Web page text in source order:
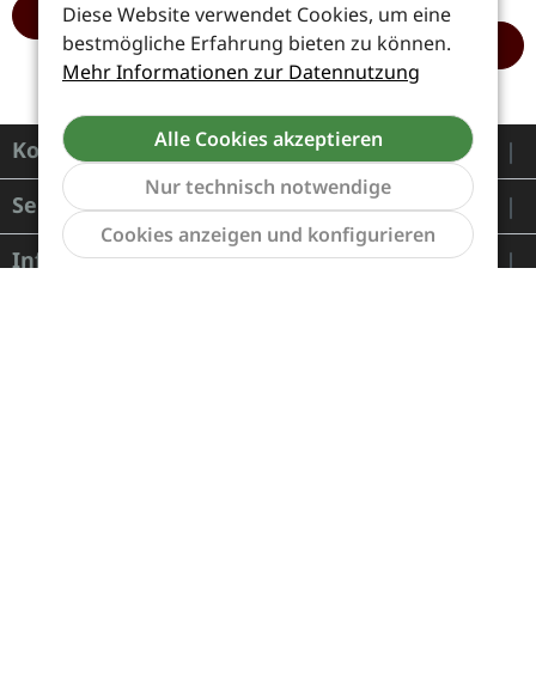
HINZUFÜGEN
HINZUFÜGEN
Kontakt
Service
Informationen
Diese Website verwendet Cookies, um eine
bestmögliche Erfahrung bieten zu können.
Mehr Informationen zur Datennutzung
Alle Cookies akzeptieren
Nur technisch notwendige
Cookies anzeigen und konfigurieren